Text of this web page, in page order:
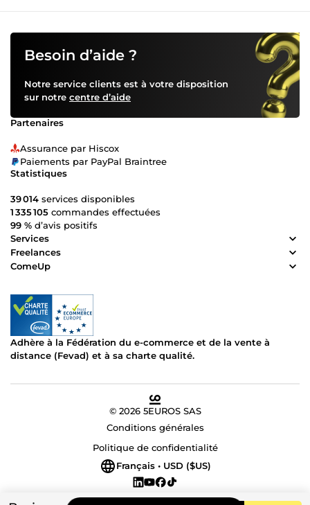
d’un partenaire fiable pour vos projets digitaux. Cliquez sur
Commander pour démarrer dès maintenant !
Besoin d’aide ?
Notre service clients est à votre disposition
sur notre centre d’aide
Partenaires
Assurance par Hiscox
Paiements par PayPal Braintree
Statistiques
39 014 services disponibles
1 335 105 commandes effectuées
99 % d’avis positifs
Services
Freelances
ComeUp
Adhère à la Fédération du e-commerce et de la vente à
distance (Fevad) et à sa charte qualité.
© 2026 5EUROS SAS
Conditions générales
Politique de confidentialité
Français • USD ($US)